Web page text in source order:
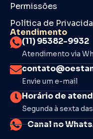
Permissões
Política de
Atendimento
(11) 95382-9932
Atendimento via
Envie um e-mail
Horário de
Segunda à sexta
Canal no